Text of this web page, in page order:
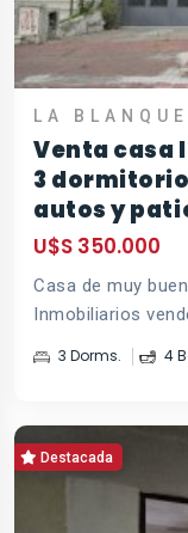
LA
Venta casa
3
autos y
U$S 350.000
Casa de muy
Inmobiliarios
3 Dorms. 4
Destacada